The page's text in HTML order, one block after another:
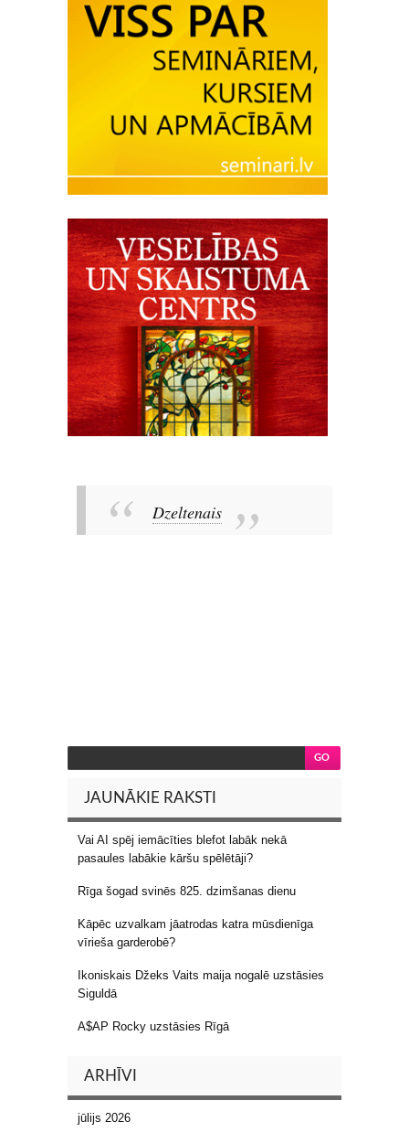
Dzeltenais
JAUNĀKIE RAKSTI
Vai AI spēj iemācīties blefot labāk nekā
pasaules labākie kāršu spēlētāji?
Rīga šogad svinēs 825. dzimšanas dienu
Kāpēc uzvalkam jāatrodas katra mūsdienīga
vīrieša garderobē?
Ikoniskais Džeks Vaits maija nogalē uzstāsies
Siguldā
A$AP Rocky uzstāsies Rīgā
ARHĪVI
jūlijs 2026